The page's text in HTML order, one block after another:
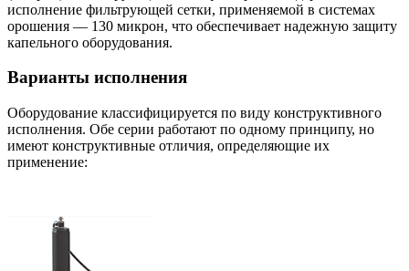
исполнение фильтрующей сетки, применяемой в системах
орошения — 130 микрон, что обеспечивает надежную защиту
капельного оборудования.
Варианты исполнения
Оборудование классифицируется по виду конструктивного
исполнения. Обе серии работают по одному принципу, но
имеют конструктивные отличия, определяющие их
применение: